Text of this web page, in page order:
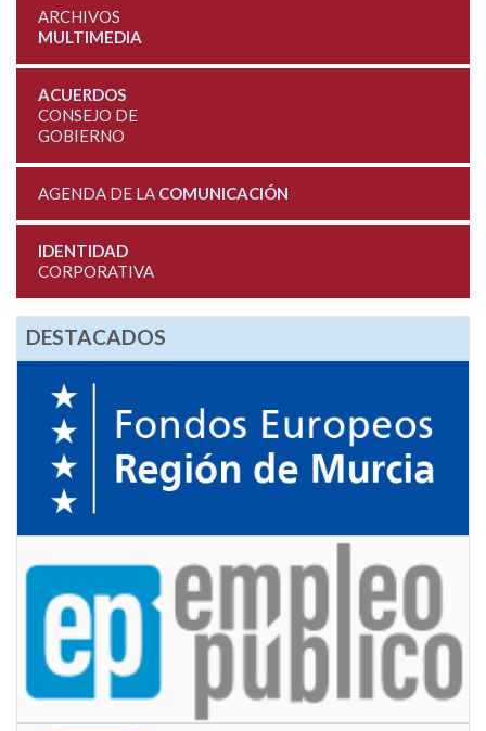
ARCHIVOS
MULTIMEDIA
ACUERDOS
CONSEJO DE
GOBIERNO
AGENDA DE LA COMUNICACIÓN
IDENTIDAD
CORPORATIVA
DESTACADOS